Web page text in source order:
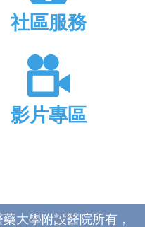
社區服務
影片專區
大學附設醫院所有，